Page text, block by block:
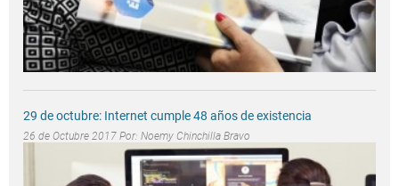
29 de octubre: Internet cumple 48 años de existencia
26 de Octubre 2017 Por: Noemy Chinchilla Bravo